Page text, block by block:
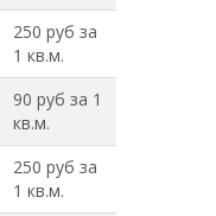
250 руб за
1 кв.м.
90 руб за 1
кв.м.
250 руб за
1 кв.м.